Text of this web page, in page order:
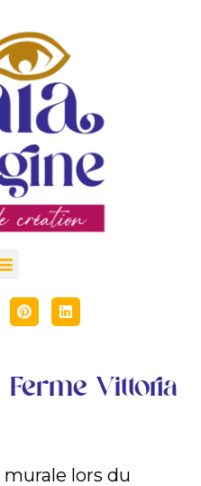
Vittoria
lors du